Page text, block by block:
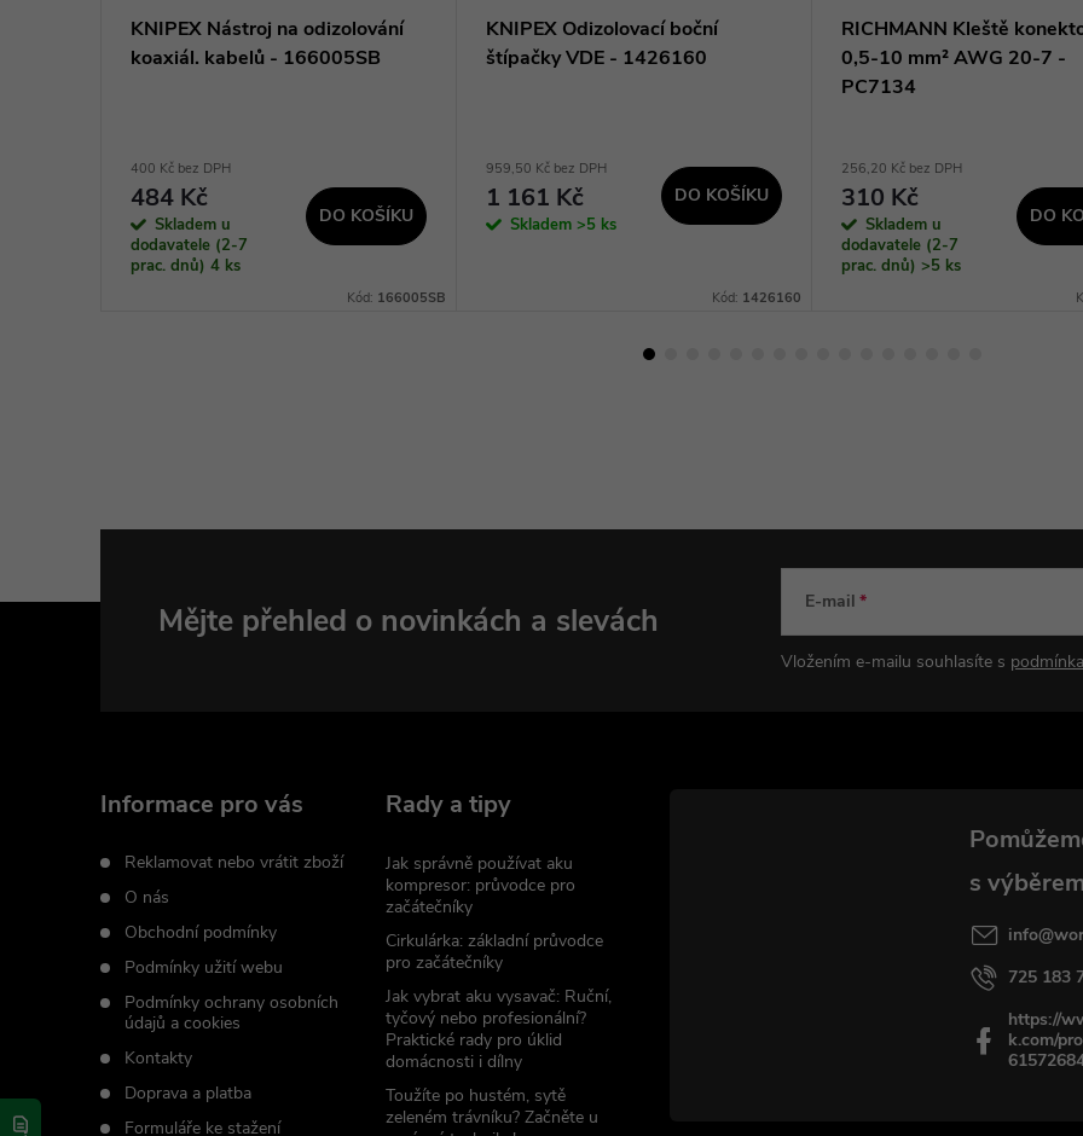
KNIPEX Nástroj na odizolování
koaxiál. kabelů - 166005SB
400 Kč bez DPH
484 Kč
Skladem u
dodavatele (2-7
prac. dnů) 4 ks
DO KOŠÍKU
Kód: 166005SB
KNIPEX Odizolovací boční
štípačky VDE - 1426160
959,50 Kč bez DPH
1 161 Kč
Skladem >5 ks
DO KOŠÍKU
Kód: 1426160
RICHMANN Kleště
0,5-10 mm² AWG 20-7 -
PC7134
256,20 Kč bez DPH
310 Kč
Skladem u
dodavatele (2-7
prac. dnů) >5 ks
DO
Mějte přehled o novinkách a slevách E-mail
Vložením e-mailu souhlasíte s
Informace pro vás
Reklamovat nebo vrátit zboží
O nás
Obchodní podmínky
Podmínky užití webu
Podmínky ochrany osobních
údajů a cookies
Kontakty
Doprava a platba
Formuláře ke stažení
Rady a tipy
Jak správně používat aku
kompresor: průvodce pro
začátečníky
Cirkulárka: základní průvodce
pro začátečníky
Jak vybrat aku vysavač: Ruční,
tyčový nebo profesionální?
Praktické rady pro úklid
domácnosti i dílny
Toužíte po hustém, sytě
zeleném trávníku? Začněte u
info@
725 183
https://
k.com/